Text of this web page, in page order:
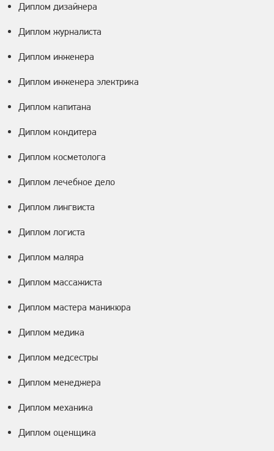
Диплом дизайнера
Диплом журналиста
Диплом инженера
Диплом инженера электрика
Диплом капитана
Диплом кондитера
Диплом косметолога
Диплом лечебное дело
Диплом лингвиста
Диплом логиста
Диплом маляра
Диплом массажиста
Диплом мастера маникюра
Диплом медика
Диплом медсестры
Диплом менеджера
Диплом механика
Диплом оценщика